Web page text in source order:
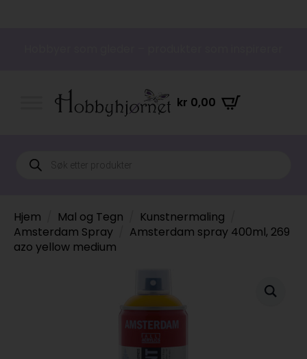
kr 0,00
Products
search
Hjem Mal og Tegn
Kunstnermaling
Amsterdam Spray
Amsterdam spray 400ml, 269
azo yellow medium